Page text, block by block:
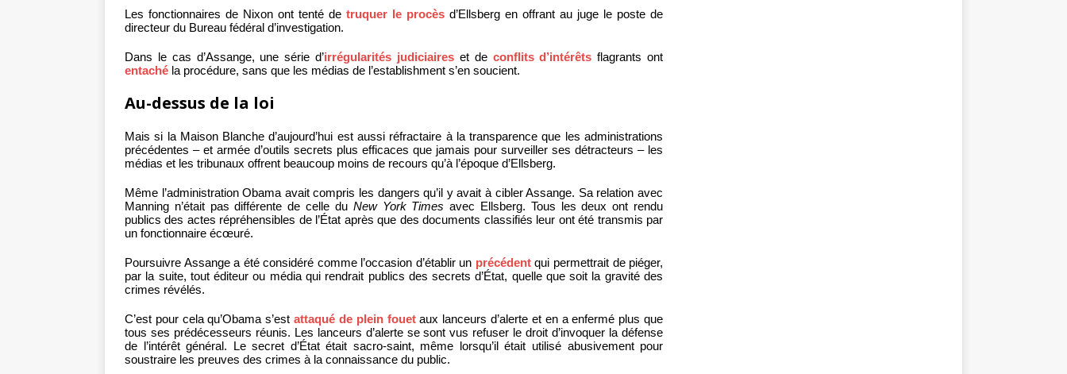
Les fonctionnaires de Nixon ont tenté detruquer le procès d’Ellsberg en offrant au juge le poste de
directeur du Bureau fédéral d’investigation.
Dans le cas d’Assange, une série d’irrégularités judiciaireset de conflits d’intérêts flagrants ont
entaché la procédure, sans que les médias de l’establishment s’en soucient.
Au-dessus de la loi
Mais si la Maison Blanche d’aujourd’hui est aussi réfractaire à la transparence que les administrations
précédentes – et armée d’outils secrets plus efficaces que jamais pour surveiller ses détracteurs – les
médias et les tribunaux offrent beaucoup moins de recours qu’à l’époque d’Ellsberg.
Même l’administration Obama avait compris les dangers qu’il y avait à cibler Assange. Sa relation avec
Manning n’était pas différente de celle du New York Times avec Ellsberg. Tous les deux ont rendu
publics des actes répréhensibles de l’État après que des documents classifiés leur ont été transmis par
un fonctionnaire écœuré.
Poursuivre Assange a été considéré comme l’occasion d’établir un précédentqui permettrait de piéger,
par la suite, tout éditeur ou média qui rendrait publics des secrets d’État, quelle que soit la gravité des
crimes révélés.
C’est pour cela qu’Obama s’estattaqué de plein fouetaux lanceurs d’alerte et en a enfermé plus que
tous ses prédécesseurs réunis. Les lanceurs d’alerte se sont vus refuser le droit d’invoquer la défense
de l’intérêt général. Le secret d’État était sacro-saint, même lorsqu’il était utilisé abusivement pour
soustraire les preuves des crimes à la connaissance du public.